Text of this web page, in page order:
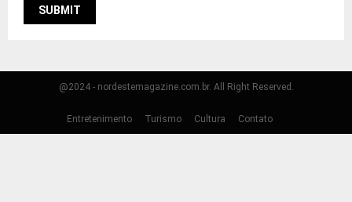
@2024 - nordestemagazine.com.br. All Right Reserved.
Entretenimento Turismo Cultura Contato